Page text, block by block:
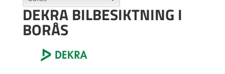
DEKRA BILBESIKTNING I
BORÅS